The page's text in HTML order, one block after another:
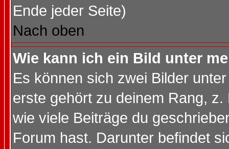
Ende jeder Seite)
Nach oben
Wie kann ich ein Bild unter
Es können sich zwei Bilder
erste gehört zu deinem Rang,
wie viele Beiträge du
Forum hast. Darunter befindet